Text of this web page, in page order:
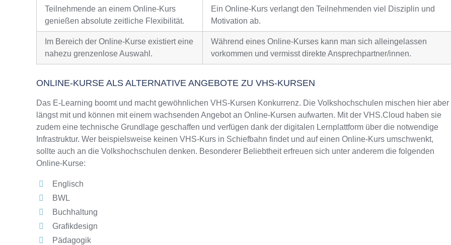
Teilnehmende an einem Online-Kurs
genießen absolute zeitliche Flexibilität.
Ein Online-Kurs verlangt den Teilnehmenden viel Disziplin und
Motivation ab.
Im Bereich der Online-Kurse existiert eine
nahezu grenzenlose Auswahl.
Während eines Online-Kurses kann man sich alleingelassen
vorkommen und vermisst direkte Ansprechpartner/innen.
ONLINE-KURSE ALS ALTERNATIVE ANGEBOTE ZU VHS-KURSEN
Das E-Learning boomt und macht gewöhnlichen VHS-Kursen Konkurrenz. Die Volkshochschulen mischen hier aber
längst mit und können mit einem wachsenden Angebot an Online-Kursen aufwarten. Mit der VHS.Cloud haben sie
zudem eine technische Grundlage geschaffen und verfügen dank der digitalen Lernplattform über die notwendige
Infrastruktur. Wer beispielsweise keinen VHS-Kurs in Schiefbahn findet und auf einen Online-Kurs umschwenkt,
sollte auch an die Volkshochschulen denken. Besonderer Beliebtheit erfreuen sich unter anderem die folgenden
Online-Kurse:
Englisch
BWL
Buchhaltung
Grafikdesign
Pädagogik